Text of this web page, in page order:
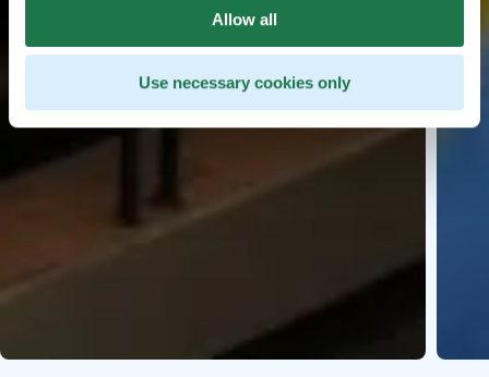
Allow all
Use necessary cookies only